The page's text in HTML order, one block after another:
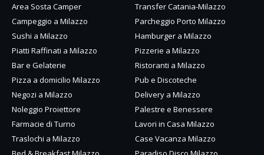
Area Sosta Camper
Transfer Catania-Milazzo
Campeggio a Milazzo
Parcheggio Porto Milazzo
Sushi a Milazzo
Hamburger a Milazzo
Piatti Raffinati a Milazzo
Pizzerie a Milazzo
Bar e Gelaterie
Ristoranti a Milazzo
Pizza a domicilio Milazzo
Pub e Discoteche
Negozi a Milazzo
Delivery a Milazzo
Noleggio Proiettore
Palestre e Benessere
Farmacie di Turno
Lavori in Casa Milazzo
Traslochi a Milazzo
Case Vacanza Milazzo